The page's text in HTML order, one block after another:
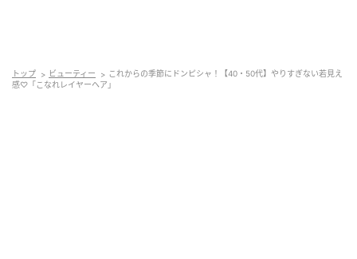
えそう。首のあたりでくびれるひし形シルエットは、
カットした@sakosakosakosakoさんいわく「頭を小さ
トップ ビューティー
これからの季節にドンピシャ！【40・50代】やりすぎない若見え
感♡「こなれレイヤーヘア」